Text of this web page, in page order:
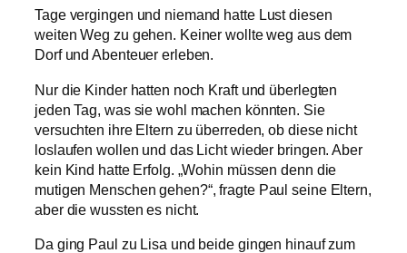
Tage vergingen und niemand hatte Lust diesen
weiten Weg zu gehen. Keiner wollte weg aus dem
Dorf und Abenteuer erleben.
Nur die Kinder hatten noch Kraft und überlegten
jeden Tag, was sie wohl machen könnten. Sie
versuchten ihre Eltern zu überreden, ob diese nicht
loslaufen wollen und das Licht wieder bringen. Aber
kein Kind hatte Erfolg. „Wohin müssen denn die
mutigen Menschen gehen?“, fragte Paul seine Eltern,
aber die wussten es nicht.
Da ging Paul zu Lisa und beide gingen hinauf zum